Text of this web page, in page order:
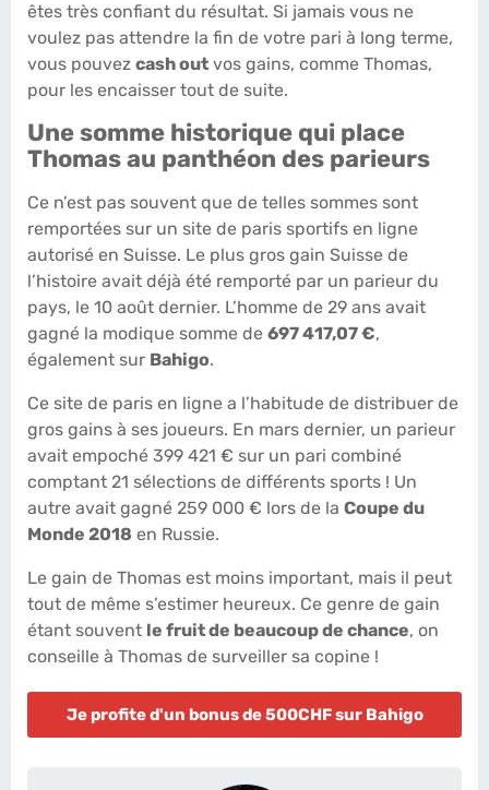
êtes très confiant du résultat. Si jamais vous ne
voulez pas attendre la fin de votre pari à long terme,
vous pouvez cash out vos gains, comme Thomas,
pour les encaisser tout de suite.
Une somme historique qui place
Thomas au panthéon des parieurs
Ce n’est pas souvent que de telles sommes sont
remportées sur un site de paris sportifs en ligne
autorisé en Suisse. Le plus gros gain Suisse de
l’histoire avait déjà été remporté par un parieur du
pays, le 10 août dernier. L’homme de 29 ans avait
gagné la modique somme de 697 417,07 €,
également sur Bahigo.
Ce site de paris en ligne a l’habitude de distribuer de
gros gains à ses joueurs. En mars dernier, un parieur
avait empoché 399 421 € sur un pari combiné
comptant 21 sélections de différents sports ! Un
autre avait gagné 259 000 € lors de la Coupe du
Monde 2018 en Russie.
Le gain de Thomas est moins important, mais il peut
tout de même s’estimer heureux. Ce genre de gain
étant souvent le fruit de beaucoup de chance, on
conseille à Thomas de surveiller sa copine !
Je profite d'un bonus de 500CHF sur Bahigo